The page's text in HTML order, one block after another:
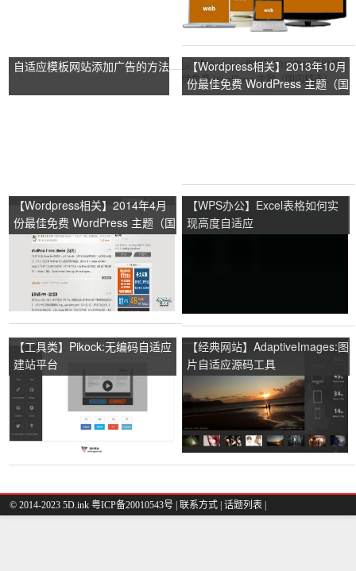
自适应模板网站添加广告的方法
【Wordpress相关】2013年10月
份最佳免费 WordPress 主题（国
【Wordpress相关】2014年4月
份最佳免费 WordPress 主题（国
内精选）
【WPS办公】Excel表格如何实
现高度自适应
【工具类】Pikock:无编码自适应
建站平台
【经典网站】AdaptiveImages:图
片自适应源码工具
© 2014-2023 5D.ink 粤ICP备20010543号 | 联系方式 | 话题列表 |